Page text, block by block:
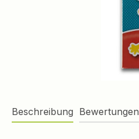
Beschreibung Bewertungen